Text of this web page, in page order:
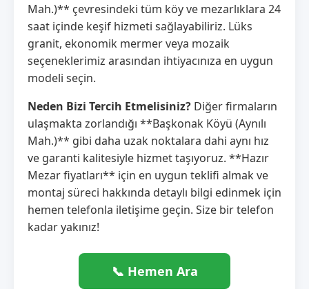
Mah.)** çevresindeki tüm köy ve mezarlıklara 24
saat içinde keşif hizmeti sağlayabiliriz. Lüks
granit, ekonomik mermer veya mozaik
seçeneklerimiz arasından ihtiyacınıza en uygun
modeli seçin.
Neden Bizi Tercih Etmelisiniz? Diğer firmaların
ulaşmakta zorlandığı **Başkonak Köyü (Aynılı
Mah.)** gibi daha uzak noktalara dahi aynı hız
ve garanti kalitesiyle hizmet taşıyoruz. **Hazır
Mezar fiyatları** için en uygun teklifi almak ve
montaj süreci hakkında detaylı bilgi edinmek için
hemen telefonla iletişime geçin. Size bir telefon
kadar yakınız!
📞 Hemen Ara